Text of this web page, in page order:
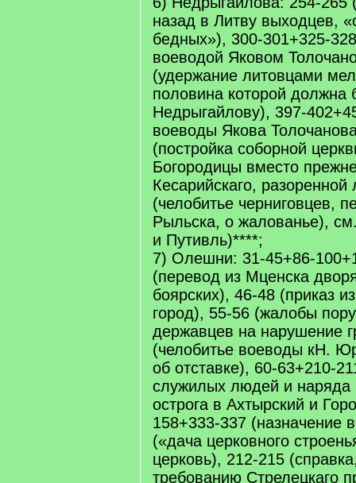
назад в Литву выходцев,
бедных»), 300-301+325-
воеводой Яковом
(удержание литовцами
половина которой должна
Недрыгайлову), 397-
воеводы Якова
(постройка соборной
Богородицы вместо
Кесарийскаго,
(челобитье черниговцев,
Рыльска, о жалованье),
и Путивль)****;
7) Олешни: 31-45+86-
(перевод из Мценска
боярских), 46-48 (приказ
город), 55-56 (жалобы
державцев на нарушение
(челобитье воеводы кН.
об отставке), 60-63+210-
служилых людей и наряда
острога в Ахтырский и
158+333-337 (назначение
(«дача церковного
церковь), 212-215
требованию Стрелецкаго